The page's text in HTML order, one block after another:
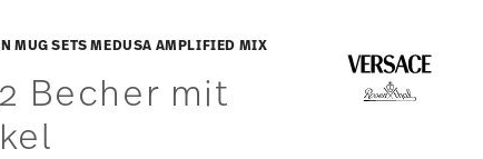
MUG SETS MEDUSA AMPLIFIED MIX
Becher mit